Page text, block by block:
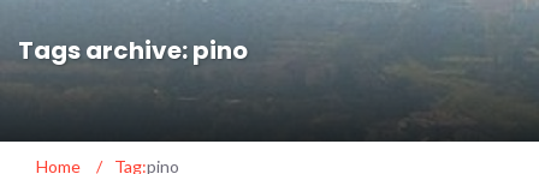
Tags archive: pino
Home / Tag:pino